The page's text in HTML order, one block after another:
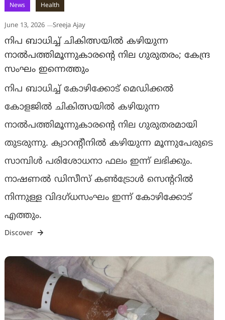
News Health
June 13, 2026 Sreeja Ajay
നിപ ബാധിച്ച് ചികിത്സയില്‍ കഴിയുന്ന
നാല്‍പത്തിമൂന്നുകാരന്റെ നില ഗുരുതരം; കേന്ദ്ര
സംഘം ഇന്നെത്തും
നിപ ബാധിച്ച് കോഴിക്കോട് മെഡിക്കല്‍
കോളജില്‍ ചികിത്സയില്‍ കഴിയുന്ന
നാല്‍പത്തിമൂന്നുകാരന്റെ നില ഗുരുതരമായി
തുടരുന്നു. ക്വാറന്റീനില്‍ കഴിയുന്ന മൂന്നുപേരുടെ
സാമ്പിള്‍ പരിശോധനാ ഫലം ഇന്ന് ലഭിക്കും.
നാഷണല്‍ ഡിസീസ് കണ്‍ട്രോള്‍ സെന്ററില്‍
നിന്നുള്ള വിദഗ്ധസംഘം ഇന്ന് കോഴിക്കോട്
എത്തും.
Discover